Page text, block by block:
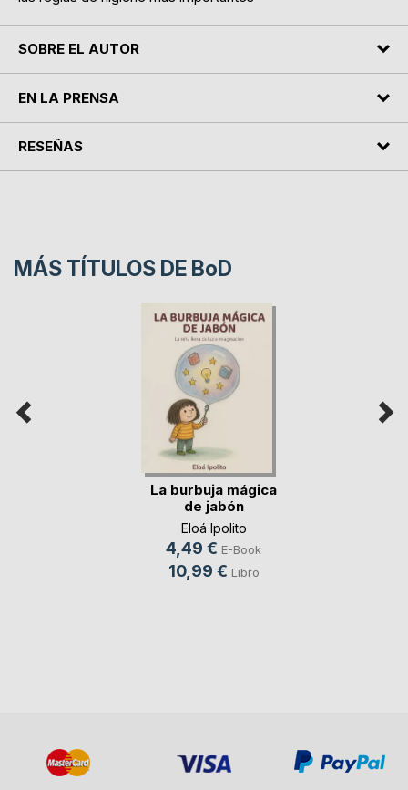
SOBRE EL AUTOR
EN LA PRENSA
RESEÑAS
MÁS TÍTULOS DE BoD
La burbuja mágica
de jabón
Eloá Ipolito
4,49 € E-Book
10,99 € Libro